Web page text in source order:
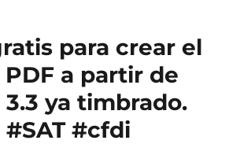
para crear el
a partir de
3.3 ya timbrado.
#SAT #cfdi